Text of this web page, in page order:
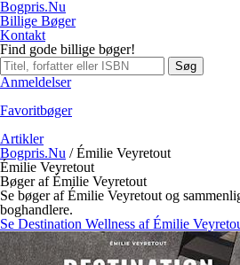
Bogpris.Nu
Billige Bøger
Kontakt
Find gode billige bøger!
Søg
Anmeldelser
Favoritbøger
Artikler
Bogpris.Nu /Émilie Veyretout
Émilie Veyretout
Bøger af Émilie Veyretout
Se bøger af Émilie Veyretout og
boghandlere.
Se Destination Wellness af Émilie